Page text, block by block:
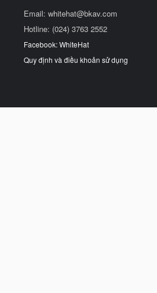
Email: whitehat@bkav.com
Hotline: (024) 3763 2552
Facebook: WhiteHat
Quy định và điều khoản sử dụng